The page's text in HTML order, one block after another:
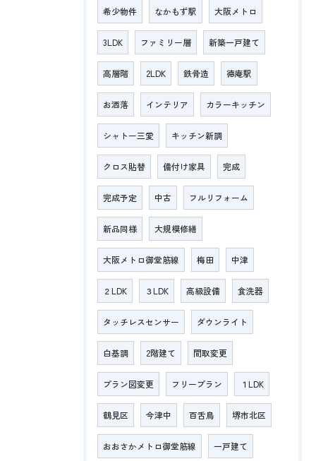
希少物件 なかもず駅 大阪メトロ
3LDK ファミリー層 新築一戸建て
高層階 2LDK 鉄骨造 徳庵駅
お洒落 インテリア カラーキッチン
シャトー三愛 キッチン新調
クロス貼替 備付け家具 完成
完成予定 中古 フルリフォーム
新品同様 大規模修繕
大阪メトロ御堂筋線 梅田 中津
２LDK ３LDK 高級設備 食洗器
タッチレスセンサー ダウンライト
白基調 2階建て 間取変更
プラン図変更 フリープラン １LDK
鶴見区 今津中 百舌鳥 堺市北区
おおさかメトロ御堂筋線 一戸建て